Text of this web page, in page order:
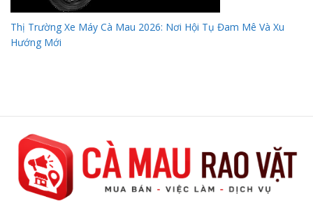
Thị Trường Xe Máy Cà Mau 2026: Nơi Hội Tụ Đam Mê Và Xu
Hướng Mới